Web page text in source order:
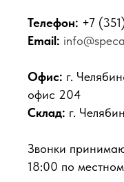
Телефон: +7
Email:
Офис: г.
офис 204
Склад: г.
Звонки
18:00 по